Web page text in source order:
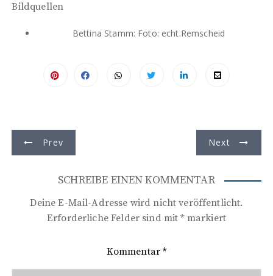
Bildquellen
Bettina Stamm: Foto: echt.Remscheid
e
g
Prev Next
SCHREIBE EINEN KOMMENTAR
Deine E-Mail-Adresse wird nicht veröffentlicht.
Erforderliche Felder sind mit*markiert
Kommentar*